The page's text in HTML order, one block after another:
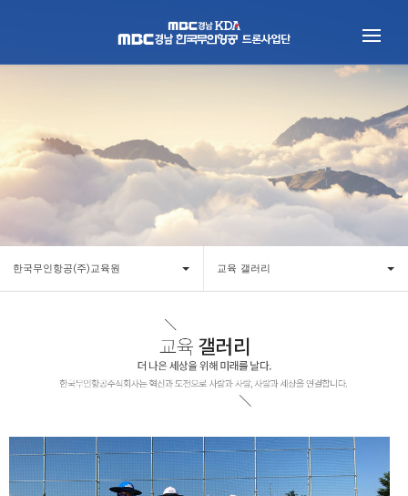
한국무인항공(주)교육원 교육 갤러리